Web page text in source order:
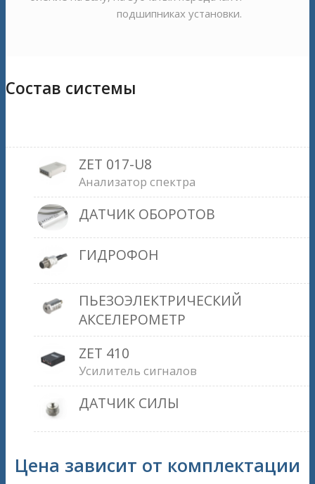
подшипниках установки.
Состав системы
ZET 017-U8
Анализатор спектра
ДАТЧИК ОБОРОТОВ
ГИДРОФОН
ПЬЕЗОЭЛЕКТРИЧЕСКИЙ
АКСЕЛЕРОМЕТР
ZET 410
Усилитель сигналов
ДАТЧИК СИЛЫ
Цена зависит от комплектации